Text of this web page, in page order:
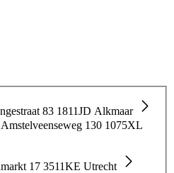
83 1811JD Alkmaar
Amstelveenseweg 130 1075XL
17 3511KE Utrecht